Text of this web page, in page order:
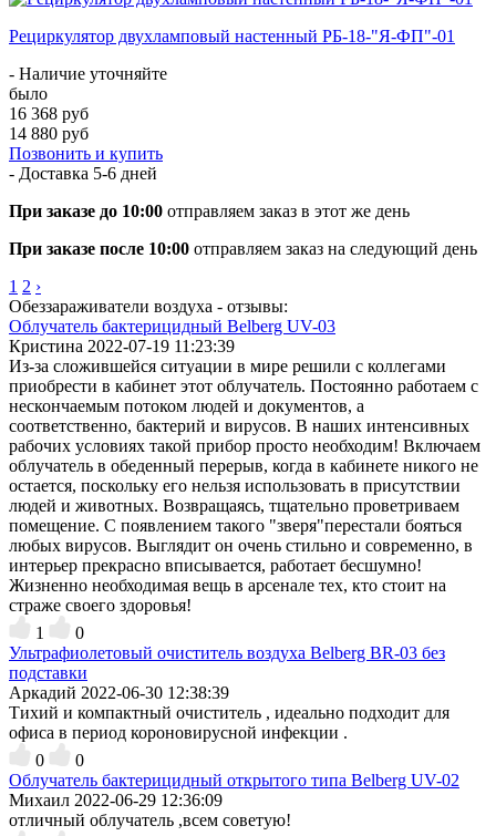
Рециркулятор двухламповый настенный РБ-18-"Я-ФП"-01
- Наличие уточняйте
было
16 368 руб
14 880 руб
Позвонить и купить
- Доставка 5-6 дней
При заказе до 10:00 отправляем заказ в этот же день
При заказе после 10:00 отправляем заказ на следующий день
1 2 ›
Обеззараживатели воздуха - отзывы:
Облучатель бактерицидный Belberg UV-03
Кристина 2022-07-19 11:23:39
Из-за сложившейся ситуации в мире решили с коллегами
приобрести в кабинет этот облучатель. Постоянно работаем с
нескончаемым потоком людей и документов, а
соответственно, бактерий и вирусов. В наших интенсивных
рабочих условиях такой прибор просто необходим! Включаем
облучатель в обеденный перерыв, когда в кабинете никого не
остается, поскольку его нельзя использовать в присутствии
людей и животных. Возвращаясь, тщательно проветриваем
помещение. С появлением такого "зверя"перестали бояться
любых вирусов. Выглядит он очень стильно и современно, в
интерьер прекрасно вписывается, работает бесшумно!
Жизненно необходимая вещь в арсенале тех, кто стоит на
страже своего здоровья!
1
0
Ультрафиолетовый очиститель воздуха Belberg BR-03 без
подставки
Аркадий 2022-06-30 12:38:39
Тихий и компактный очиститель , идеально подходит для
офиса в период короновирусной инфекции .
0
0
Облучатель бактерицидный открытого типа Belberg UV-02
Михаил 2022-06-29 12:36:09
отличный облучатель ,всем советую!